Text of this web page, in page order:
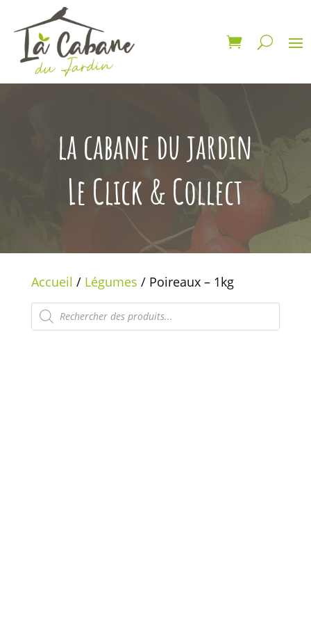
la cabane du jardin
Le Click & Collect
Accueil / Légumes / Poireaux – 1kg
Recherche
de
produits